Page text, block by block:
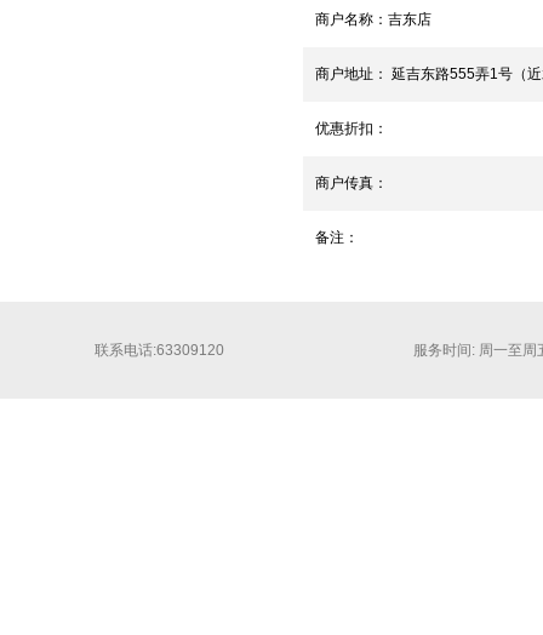
商户名称： 吉东店
商户地址： 延吉东路555弄1号（
优惠折扣：
商户传真：
备注：
联系电话:63309120 服务时间: 周一至